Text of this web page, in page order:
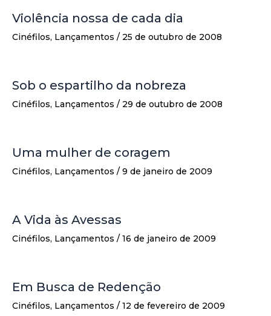
Violência nossa de cada dia
Cinéfilos, Lançamentos / 25 de outubro de 2008
Sob o espartilho da nobreza
Cinéfilos, Lançamentos / 29 de outubro de 2008
Uma mulher de coragem
Cinéfilos, Lançamentos / 9 de janeiro de 2009
A Vida às Avessas
Cinéfilos, Lançamentos / 16 de janeiro de 2009
Em Busca de Redenção
Cinéfilos, Lançamentos / 12 de fevereiro de 2009